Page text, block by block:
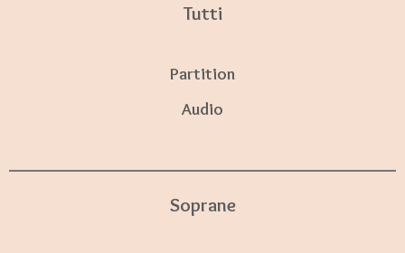
Tutti
Partition
Audio
Soprane